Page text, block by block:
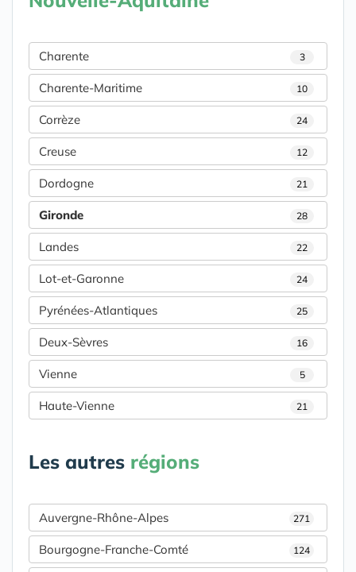
Charente 3
Charente-Maritime 10
Corrèze 24
Creuse 12
Dordogne 21
Gironde 28
Landes 22
Lot-et-Garonne 24
Pyrénées-Atlantiques 25
Deux-Sèvres 16
Vienne 5
Haute-Vienne 21
Les autres régions
Auvergne-Rhône-Alpes 271
Bourgogne-Franche-Comté 124